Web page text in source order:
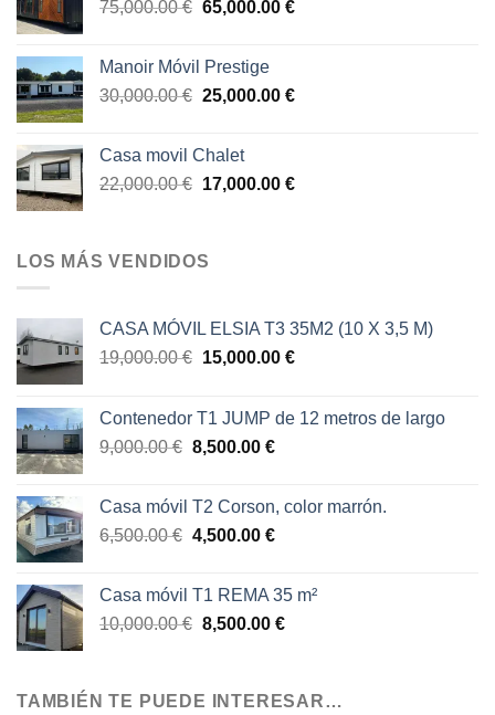
12,800.00 €.11,800.00 €.
75,000.00€ El
era:
75,000.00 €.
65,000.00 €El
65,000.00 €.
Manoir Móvil Prestige
30,000.00€ El
era:
30,000.00 €.
25,000.00 €El
25,000.00 €.
Casa movil Chalet
22,000.00€ El
era:
17,000.00 €El
LOS MÁS VENDIDOS
CASA MÓVIL ELSIA T3 35M2 (10 X 3,5 M)
19,000.00€ El
era:
19,000.00 €.
15,000.00 €El
es:
Contenedor T1 JUMP de 12 metros de largo
9,000.00€ El
era:
9,000.00 €.
8,500.00 €El
es:
8,500.00 €.
Casa móvil T2 Corson, color marrón.
6,500.00€ El
era:
6,500.00 €.
4,500.00 €El
es:
4,500.00 €.
Casa móvil T1 REMA 35 m²
10,000.00€ El
era:
8,500.00 €El
es:
TAMBIÉN TE PUEDE INTERESAR…